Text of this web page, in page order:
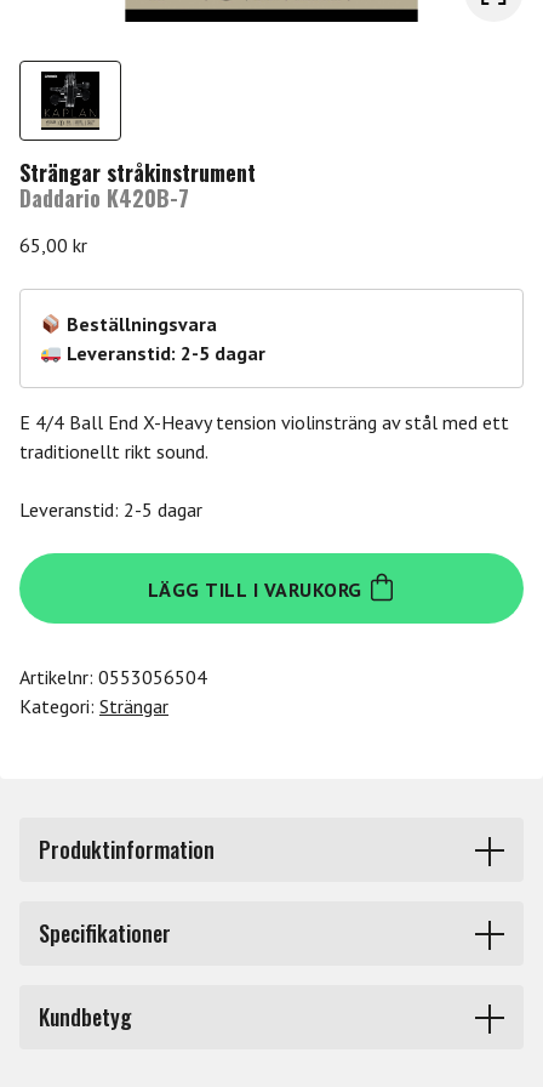
Strängar stråkinstrument
Daddario K420B-7
65,00 kr
Beställningsvara
Leveranstid: 2-5 dagar
E 4/4 Ball End X-Heavy tension violinsträng av stål med ett
traditionellt rikt sound.
Leveranstid: 2-5 dagar
Daddario
K420B-
LÄGG TILL I VARUKORG
Artikelnr: 0553056504
Kategori: Strängar
Produktinformation
symfoniker ett självklart val. När D'Addario 1981
förvärvade Ladislav Kaplans anrika företag, skedde en
Specifikationer
Kundbetyg